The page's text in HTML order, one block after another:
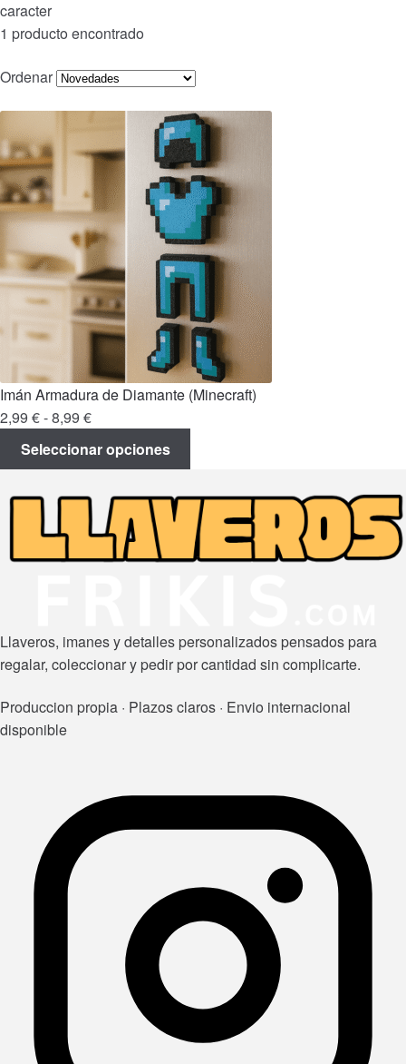
caracter
1 producto encontrado
Ordenar
Imán Armadura de Diamante (Minecraft)
2,99 €-8,99 €Rango
precios:
2,99 €
hasta
8,99 €
Seleccionar opciones
Llaveros, imanes y detalles personalizados pensados para
regalar, coleccionar y pedir por cantidad sin complicarte.
Produccion propia · Plazos claros · Envio internacional
disponible